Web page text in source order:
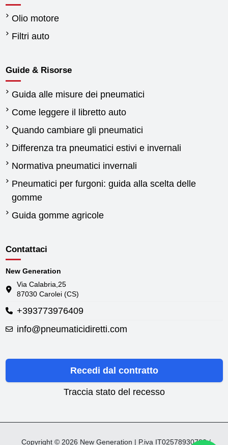
Olio motore
Filtri auto
Guide & Risorse
Guida alle misure dei pneumatici
Come leggere il libretto auto
Quando cambiare gli pneumatici
Differenza tra pneumatici estivi e invernali
Normativa pneumatici invernali
Pneumatici per furgoni: guida alla scelta delle
gomme
Guida gomme agricole
Contattaci
New Generation
Via Calabria,25
87030 Carolei (CS)
+393773976409
info@pneumaticidiretti.com
Recedi dal contratto
Traccia stato del recesso
Copyright © 2026 New Generation | P.iva IT02578930782 /